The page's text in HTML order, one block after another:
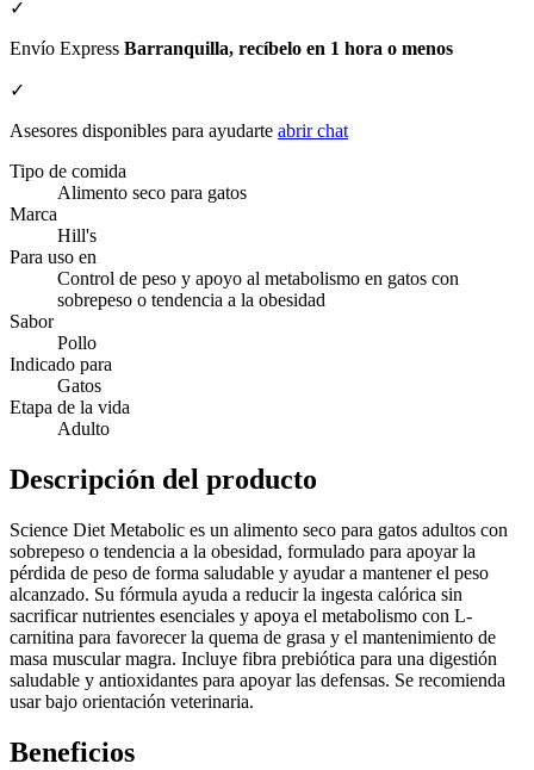
✓
Envío Express Barranquilla, recíbelo en 1 hora o menos
✓
Asesores disponibles para ayudarte abrir chat
Tipo de comida
Alimento seco para gatos
Marca
Hill's
Para uso en
Control de peso y apoyo al metabolismo en gatos con
sobrepeso o tendencia a la obesidad
Sabor
Pollo
Indicado para
Gatos
Etapa de la vida
Adulto
Descripción del producto
Science Diet Metabolic es un alimento seco para gatos adultos con
sobrepeso o tendencia a la obesidad, formulado para apoyar la
pérdida de peso de forma saludable y ayudar a mantener el peso
alcanzado. Su fórmula ayuda a reducir la ingesta calórica sin
sacrificar nutrientes esenciales y apoya el metabolismo con L-
carnitina para favorecer la quema de grasa y el mantenimiento de
masa muscular magra. Incluye fibra prebiótica para una digestión
saludable y antioxidantes para apoyar las defensas. Se recomienda
usar bajo orientación veterinaria.
Beneficios